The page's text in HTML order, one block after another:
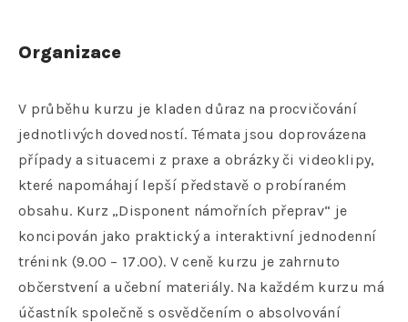
Organizace
V průběhu kurzu je kladen důraz na procvičování
jednotlivých dovedností. Témata jsou doprovázena
případy a situacemi z praxe a obrázky či videoklipy,
které napomáhají lepší představě o probíraném
obsahu. Kurz „Disponent námořních přeprav“ je
koncipován jako praktický a interaktivní jednodenní
trénink (9.00 – 17.00). V ceně kurzu je zahrnuto
občerstvení a učební materiály. Na každém kurzu má
účastník společně s osvědčením o absolvování